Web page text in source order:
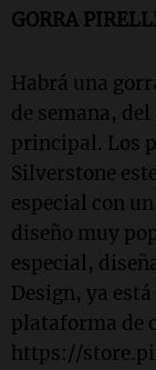
GORRA
Habrá una
de semana,
principal. Los
Silverstone
especial con
diseño muy
especial,
Design, ya
plataforma de
https://